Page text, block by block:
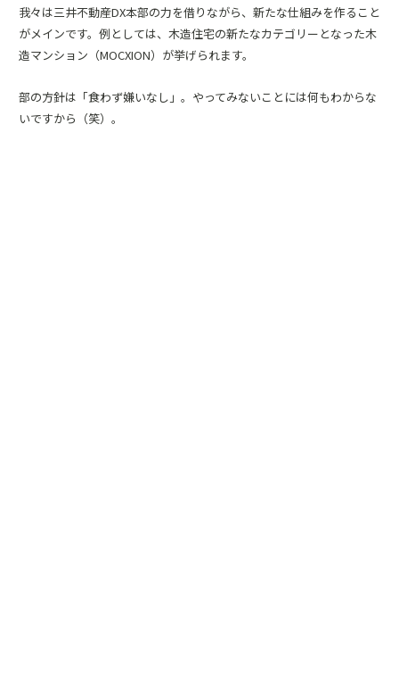
我々は三井不動産DX本部の力を借りながら、新たな仕組みを作ること
がメインです。例としては、木造住宅の新たなカテゴリーとなった木
造マンション（MOCXION）が挙げられます。
部の方針は「食わず嫌いなし」。やってみないことには何もわからな
いですから（笑）。